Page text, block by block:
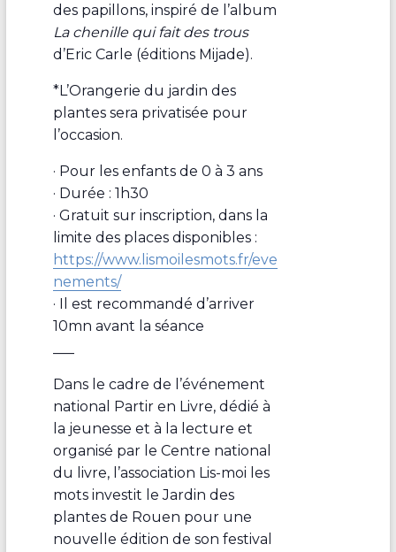
des papillons, inspiré de l’album
La chenille qui fait des trous
d’Eric Carle (éditions Mijade).
*L’Orangerie du jardin des
plantes sera privatisée pour
l’occasion.
· Pour les enfants de 0 à 3 ans
· Durée : 1h30
· Gratuit sur inscription, dans la
limite des places disponibles :
https://www.lismoilesmots.fr/eve
nements/
· Il est recommandé d’arriver
10mn avant la séance
Dans le cadre de l’événement
national Partir en Livre, dédié à
la jeunesse et à la lecture et
organisé par le Centre national
du livre, l’association Lis-moi les
mots investit le Jardin des
plantes de Rouen pour une
nouvelle édition de son festival